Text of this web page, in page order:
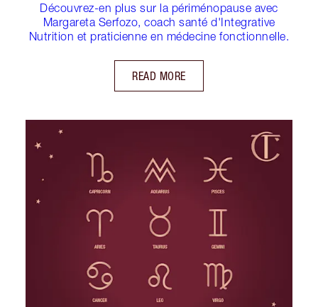
Découvrez-en plus sur la périménopause avec
Margareta Serfozo, coach santé d'Integrative
Nutrition et praticienne en médecine fonctionnelle.
READ MORE